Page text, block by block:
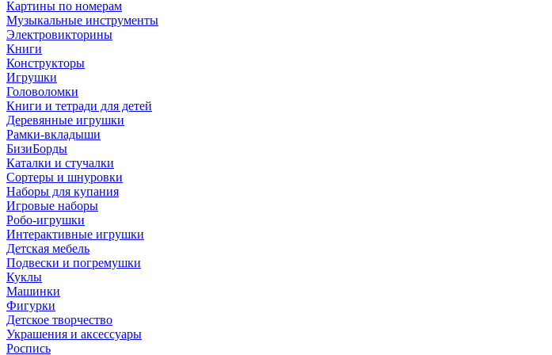
Картины по номерам
Музыкальные инструменты
Электровикторины
Книги
Конструкторы
Игрушки
Головоломки
Книги и тетради для детей
Деревянные игрушки
Рамки-вкладыши
БизиБорды
Каталки и стучалки
Сортеры и шнуровки
Наборы для купания
Игровые наборы
Робо-игрушки
Интерактивные игрушки
Детская мебель
Подвески и погремушки
Куклы
Машинки
Фигурки
Детское творчество
Украшения и аксессуары
Роспись